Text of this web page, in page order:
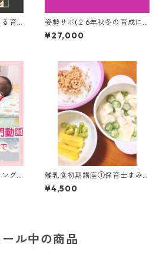
育
オイ
ど
姿勢サポ(２6年秋冬の育成に
むけて)レッスン1は動画講座
¥27,000
ング
ロ
離乳食初期講座①保育士まみ
先生講座 からだとお口に
あわせて 90分のリアルレ
¥4,500
ル中の商品